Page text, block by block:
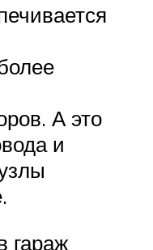
А это
и
гараж